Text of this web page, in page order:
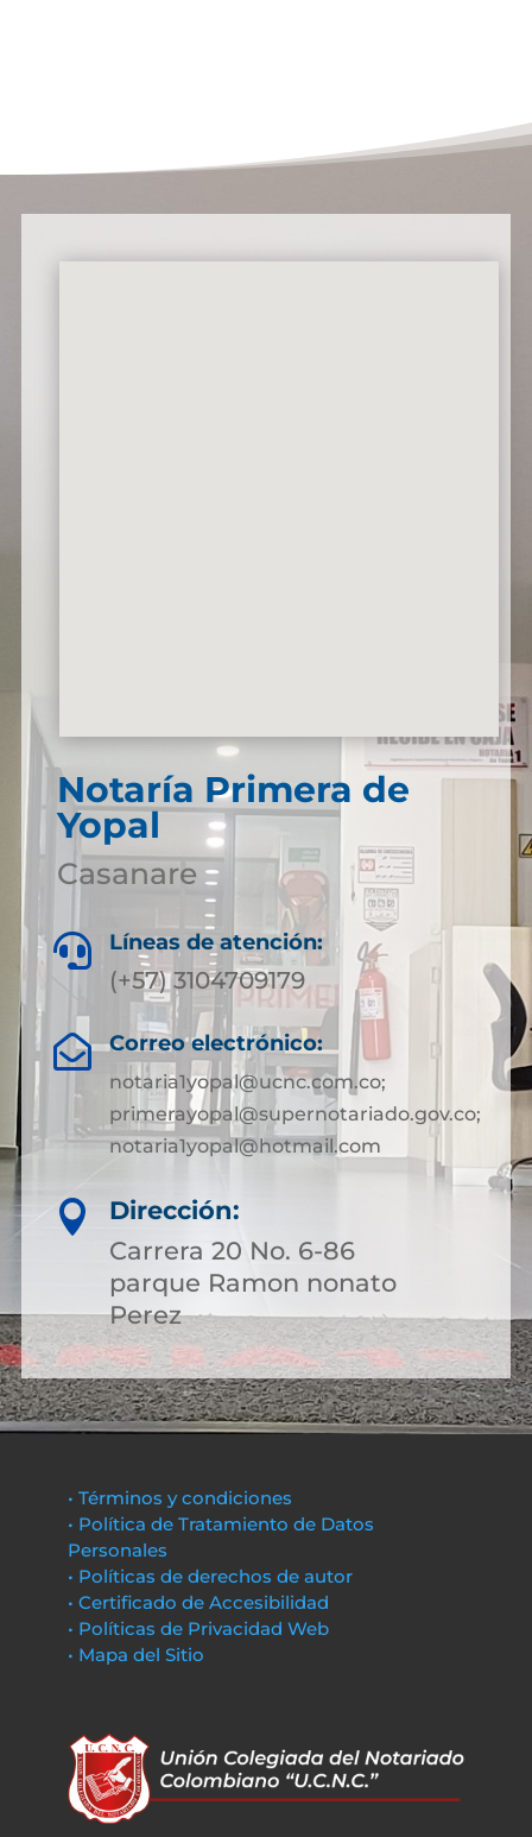
Notaría Primera de
Yopal
Casanare
 Líneas de atención:
(+57) 3104709179
 Correo electrónico:
notaria1yopal@ucnc.com.co;
primerayopal@supernotariado.gov.co;
notaria1yopal@hotmail.com

Dirección:
Carrera 20 No. 6-86
parque Ramon nonato
Perez
• Términos y condiciones
• Política de Tratamiento de Datos
Personales
• Políticas de derechos de autor
• Certificado de Accesibilidad
• Políticas de Privacidad Web
• Mapa del Sitio